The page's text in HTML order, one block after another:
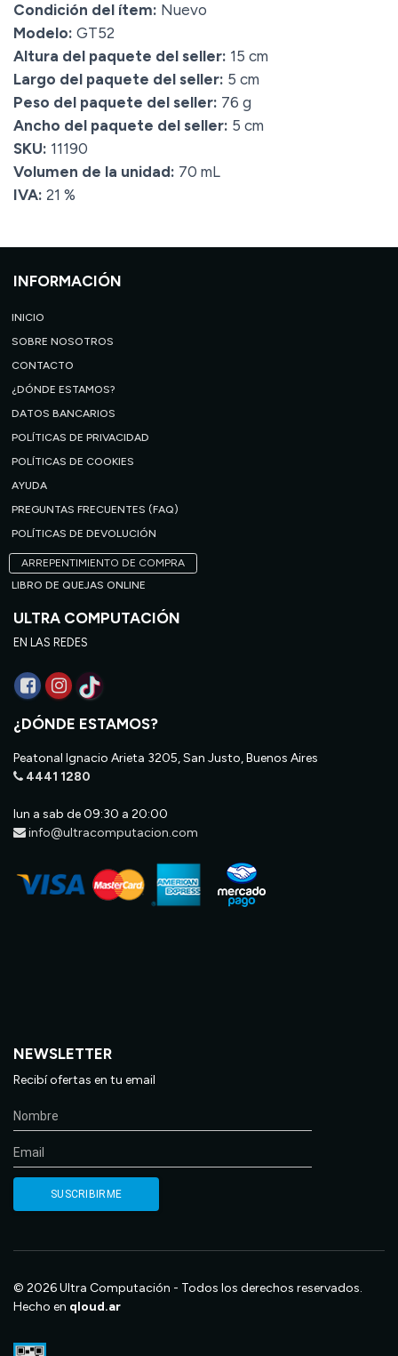
Condición del ítem: Nuevo
Modelo: GT52
Altura del paquete del seller: 15 cm
Largo del paquete del seller: 5 cm
Peso del paquete del seller: 76 g
Ancho del paquete del seller: 5 cm
SKU: 11190
Volumen de la unidad: 70 mL
IVA: 21 %
INFORMACIÓN
INICIO
SOBRE NOSOTROS
CONTACTO
¿DÓNDE ESTAMOS?
DATOS BANCARIOS
POLÍTICAS DE PRIVACIDAD
POLÍTICAS DE COOKIES
AYUDA
PREGUNTAS FRECUENTES (FAQ)
POLÍTICAS DE DEVOLUCIÓN
ARREPENTIMIENTO DE COMPRA
LIBRO DE QUEJAS ONLINE
ULTRA COMPUTACIÓN
EN LAS REDES
¿DÓNDE ESTAMOS?
Peatonal Ignacio Arieta 3205, San Justo, Buenos Aires
4441 1280
lun a sab de 09:30 a 20:00
info@ultracomputacion.com
NEWSLETTER
Recibí ofertas en tu email
© 2026 Ultra Computación - Todos los derechos reservados.
Hecho en qloud.ar